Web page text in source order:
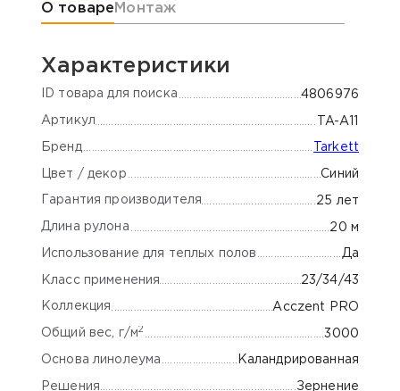
Информация о товаре
О товаре Монтаж
Характеристики
ID товара для поиска 4806976
Артикул TA-A11
Бренд Tarkett
Цвет / декор Синий
Гарантия производителя 25 лет
Длина рулона 20 м
Использование для теплых полов Да
Класс применения 23/34/43
Коллекция Acczent PRO
Общий вес, г/м2 3000
Основа линолеума Каландрированная
Решения Зернение